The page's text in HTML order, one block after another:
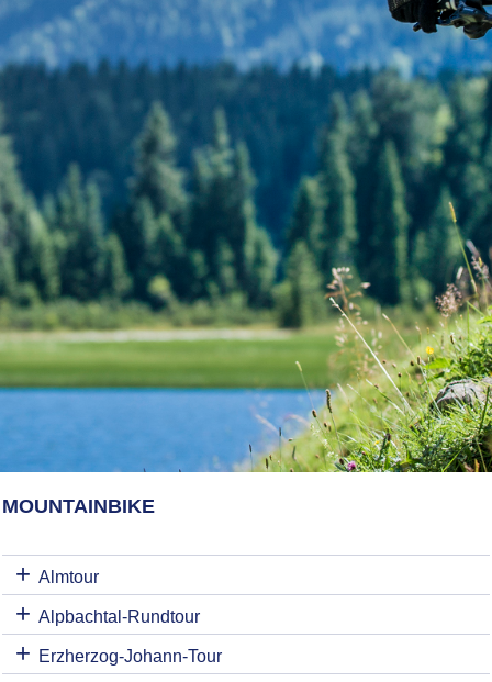
MOUNTAINBIKE
Almtour
Alpbachtal-Rundtour
Erzherzog-Johann-Tour